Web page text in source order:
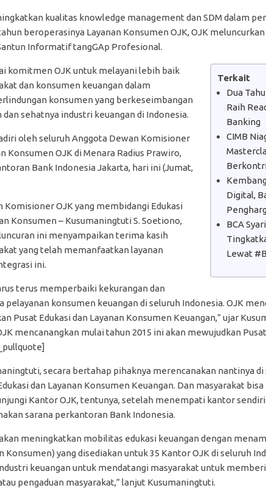
kualitas knowledge management dan SDM dalam
beroperasinya Layanan Konsumen OJK, OJK
Informatif tangGAp Profesional.
Terkait
Dua
Raih
Banking
CIMB
Digital,
BCA
Lewat
komitmen OJK untuk melayani lebih baik
dan konsumen keuangan dalam
konsumen yang berkeseimbangan
sehatnya industri keuangan di Indonesia.
oleh seluruh Anggota Dewan Komisioner
Konsumen OJK di Menara Radius Prawiro,
Bank Indonesia Jakarta, hari ini (Jumat,
Komisioner OJK yang membidangi Edukasi
Konsumen – Kusumaningtuti S. Soetiono,
ini menyampaikan terima kasih
yang telah memanfaatkan layanan
ini.
terus memperbaiki kekurangan dan
pelayanan konsumen keuangan di seluruh Indonesia. OJK
Pusat Edukasi dan Layanan Konsumen Keuangan,” ujar
mencanangkan mulai tahun 2015 ini akan mewujudkan
secara bertahap pihaknya merencanakan nantinya
dan Layanan Konsumen Keuangan. Dan masyarakat
Kantor OJK, tentunya, setelah menempati kantor
sarana perkantoran Bank Indonesia.
meningkatkan mobilitas edukasi keuangan dengan
Konsumen) yang disediakan untuk 35 Kantor OJK di seluruh
keuangan untuk mendatangi masyarakat untuk
pengaduan masyarakat,” lanjut Kusumaningtuti.